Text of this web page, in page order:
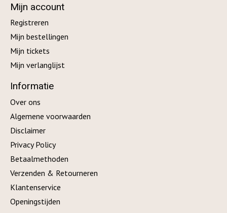
Mijn account
Registreren
Mijn bestellingen
Mijn tickets
Mijn verlanglijst
Informatie
Over ons
Algemene voorwaarden
Disclaimer
Privacy Policy
Betaalmethoden
Verzenden & Retourneren
Klantenservice
Openingstijden